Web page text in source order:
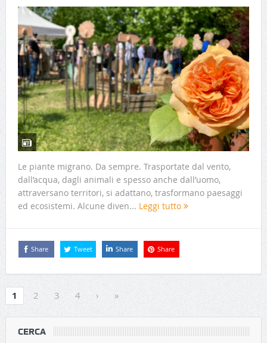
Le piante migrano. Da sempre. Trasportate dal vento,
dall’acqua, dagli animali e spesso anche dall’uomo,
attraversano territori, si adattano, trasformano paesaggi
ed ecosistemi. Alcune diven... Leggi tutto
Share Tweet Share Share
1 2 3 4 › »
CERCA